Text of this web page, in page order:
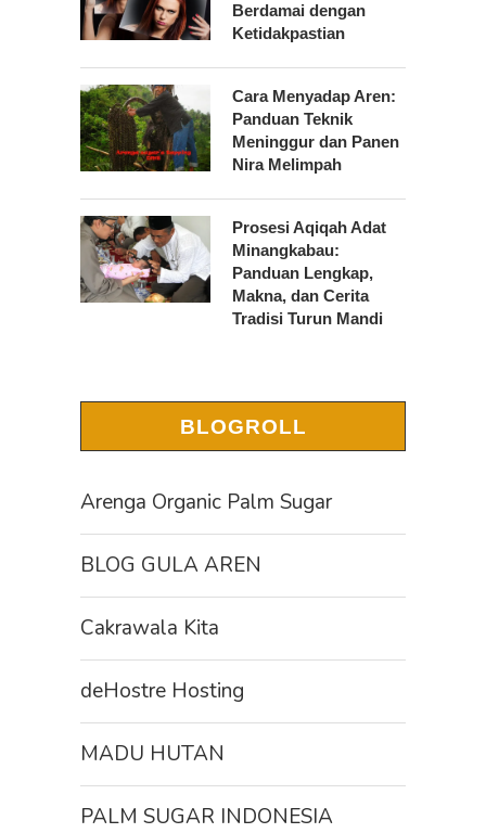
Berdamai dengan
Ketidakpastian
Cara Menyadap Aren:
Panduan Teknik
Meninggur dan Panen
Nira Melimpah
Prosesi Aqiqah Adat
Minangkabau:
Panduan Lengkap,
Makna, dan Cerita
Tradisi Turun Mandi
BLOGROLL
Arenga Organic Palm Sugar
BLOG GULA AREN
Cakrawala Kita
deHostre Hosting
MADU HUTAN
PALM SUGAR INDONESIA